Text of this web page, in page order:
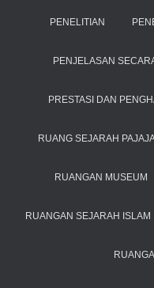
PENELITIAN
PENJELASAN
PRESTASI DAN
RUANG SEJARAH
RUANGAN MUSEUM
RUANGAN SEJARAH ISLAM